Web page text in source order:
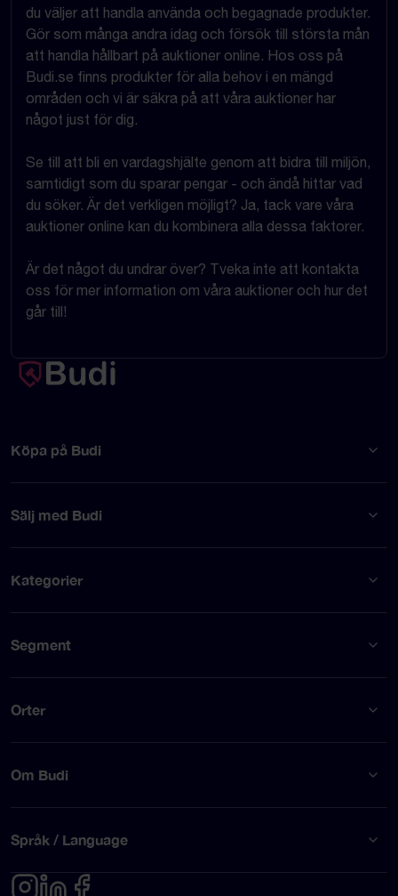
du väljer att handla använda och begagnade produkter.
Gör som många andra idag och försök till största mån
att handla hållbart på auktioner online. Hos oss på
Budi.se finns produkter för alla behov i en mängd
områden och vi är säkra på att våra auktioner har
något just för dig.
Se till att bli en vardagshjälte genom att bidra till miljön,
samtidigt som du sparar pengar - och ändå hittar vad
du söker. Är det verkligen möjligt? Ja, tack vare våra
auktioner online kan du kombinera alla dessa faktorer.
Är det något du undrar över? Tveka inte att kontakta
oss för mer information om våra auktioner och hur det
går till!
Köpa på Budi
Sälj med Budi
Kategorier
Segment
Orter
Om Budi
Språk / Language